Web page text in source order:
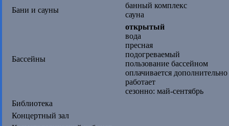
Бани и сауны
банный комплекс
сауна
Бассейны
открытый
вода
пресная
подогреваемый
пользование бассейном
оплачивается дополнительно
работает
сезонно: май-сентябрь
Библиотека
Концертный зал